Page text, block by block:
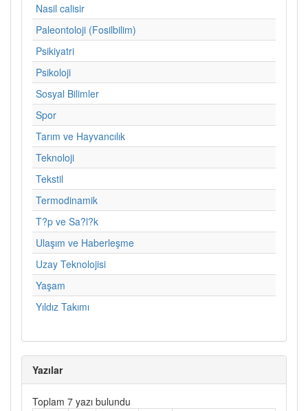
Nasil calisir
Paleontoloji (Fosilbilim)
Psikiyatri
Psikoloji
Sosyal Bilimler
Spor
Tarım ve Hayvancılık
Teknoloji
Tekstil
Termodinamik
T?p ve Sa?l?k
Ulaşım ve Haberleşme
Uzay Teknolojisi
Yaşam
Yıldız Takımı
Yazılar
Toplam 7 yazı bulundu